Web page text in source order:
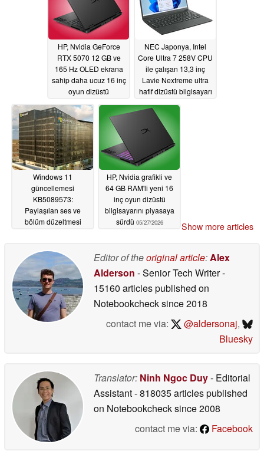
HP, Nvidia GeForce
RTX 5070 12 GB ve
165 Hz OLED ekrana
sahip daha ucuz 16 inç
oyun dizüstü
sürdü05/27/2026
NEC Japonya, Intel
Core Ultra 7 258V CPU
ile çalışan 13,3 inç
Lavie Nextreme ultra
hafif dizüstü bilgisayarı
05/27/2026
Windows 11
güncellemesi
KB5089573:
Paylaşılan ses ve
bölüm düzeltmesi
HP, Nvidia grafikli ve
64 GB RAM'li yeni 16
inç oyun dizüstü
bilgisayarını piyasaya
sürdü 05/27/2026 Show more articles
Editor of theoriginal article:Alex
Alderson - Senior Tech Writer-
15160 articles published on
Notebookchecksince 2018
contact me via:
@aldersonaj,
Bluesky
Translator: Ninh Ngoc Duy- Editorial
Assistant- 818035 articles published
on Notebookchecksince 2008
contact me via:
Facebook